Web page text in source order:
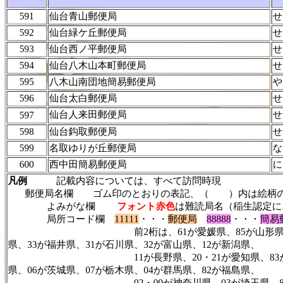
591 仙台青山郵便局
592
仙台緑ケ丘郵便局
593
仙台西ノ平郵便局
594
仙台八木山本町郵便局
595
八木山南団地簡易郵便局
596
仙台太白郵便局
597
仙台人来田郵便局
598
仙台鈎取郵便局
599
名取ゆりが丘郵便局
600
西中田簡易郵便局
凡例
記載内容については、すべて訪問時現
郵便局名欄 ゴム印のとおりの表記、（ ）内は絵柄の
よみがな欄 フォント赤色は難読局名（稲生認定に
局所コード欄 11111 ・・・ 郵便局 88888 ・・・ 簡易
前2桁は、61が愛媛県、85が山形県、23が静岡県、
県、33が福井県、31が石川県、32が富山県、12が新潟県、
11が長野県、20・21が愛知県、83が岩手県、40・
県、06が茨城県、07が栃木県、04が群馬県、82が福島県、